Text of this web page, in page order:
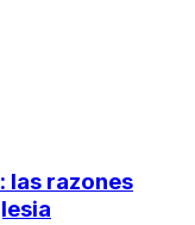
las razones